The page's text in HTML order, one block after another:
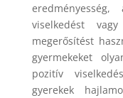
viselkedést
megerősítést
gyermekeket
pozitív
gyerekek